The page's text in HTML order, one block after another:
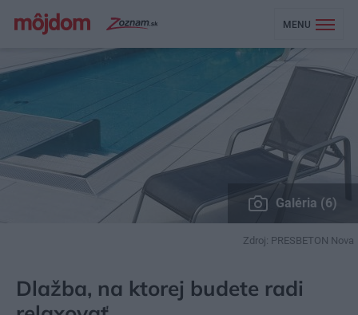
MENU
Galéria (6)
Zdroj: PRESBETON Nova
Dlažba, na ktorej budete radi